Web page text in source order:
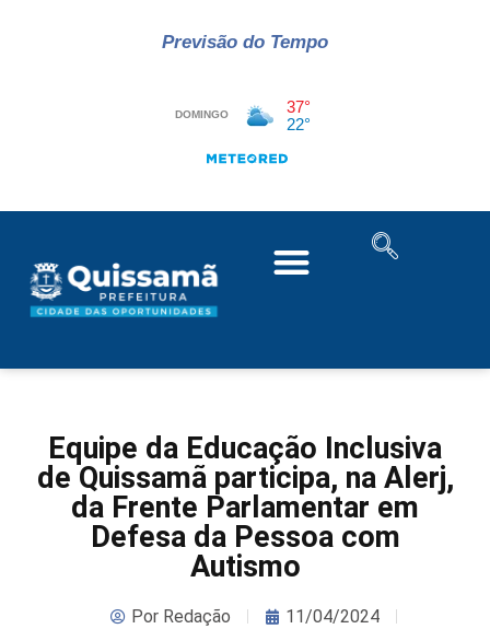
Previsão do Tempo
Equipe da Educação Inclusiva
de Quissamã participa, na Alerj,
da Frente Parlamentar em
Defesa da Pessoa com
Autismo
PorRedação
11/04/2024